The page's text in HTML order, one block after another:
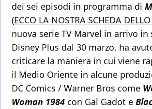
dei sei episodi in programma di
(ECCO LA NOSTRA SCHEDA
nuova serie TV Marvel in arrivo
Disney Plus dal 30 marzo, ha
criticare la maniera in cui viene
il Medio Oriente in alcune
DC Comics / Warner Bros come
Woman 1984 con Gal Gadot e